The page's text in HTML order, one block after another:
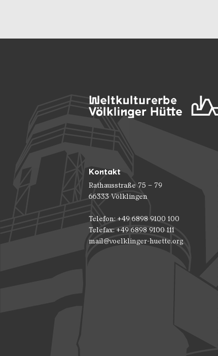
Kontakt
Rathausstraße 75 – 79
66333 Völklingen
Telefon: +49 6898 9100 100
Telefax: +49 6898 9100 111
mail@voelklinger-huette.org